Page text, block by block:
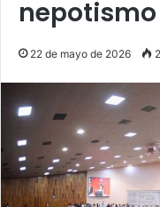
22 de mayo de 2026